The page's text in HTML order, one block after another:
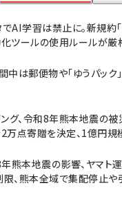
AI学習は禁止に。新規約「
化ツールの使用ルールが厳
中は郵便物や「ゆうパック
ング、令和8年熊本地震の
万点寄贈を決定、1億円規
熊本地震の影響、ヤマト運
、熊本全域で集配停止や